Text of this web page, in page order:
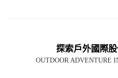
探索戶外國際
OUTDOOR ADVENTURE